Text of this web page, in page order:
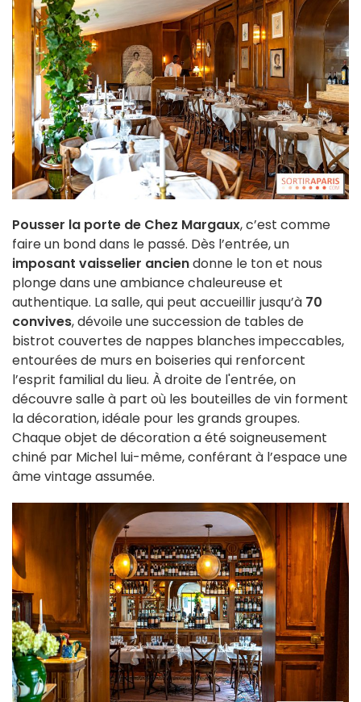
Pousser la porte de Chez Margaux, c’est comme
faire un bond dans le passé. Dès l’entrée, un
imposant vaisselier anciendonne le ton et nous
plonge dans une ambiance chaleureuse et
authentique. La salle, qui peut accueillir jusqu’à 70
convives, dévoile une succession de tables de
bistrot couvertes de nappes blanches impeccables,
entourées de murs en boiseries qui renforcent
l’esprit familial du lieu. À droite de l'entrée, on
découvre salle à part où les bouteilles de vin forment
la décoration, idéale pour les grands groupes.
Chaque objet de décoration a été soigneusement
chiné par Michel lui-même, conférant à l’espace une
âme vintage assumée.